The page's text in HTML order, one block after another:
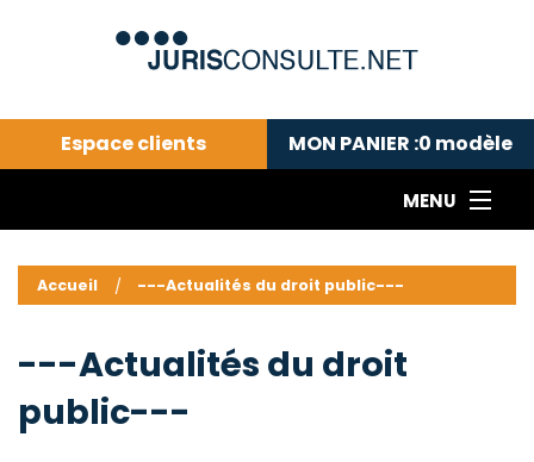
Espace clients MON PANIER :0 modèle
MENU
---Actualités du droit public---
Droit pénal---
Droit privé ---
Abonnement aux actualités
Accueil ---Actualités du droit public---
---Actualités du droit
public---